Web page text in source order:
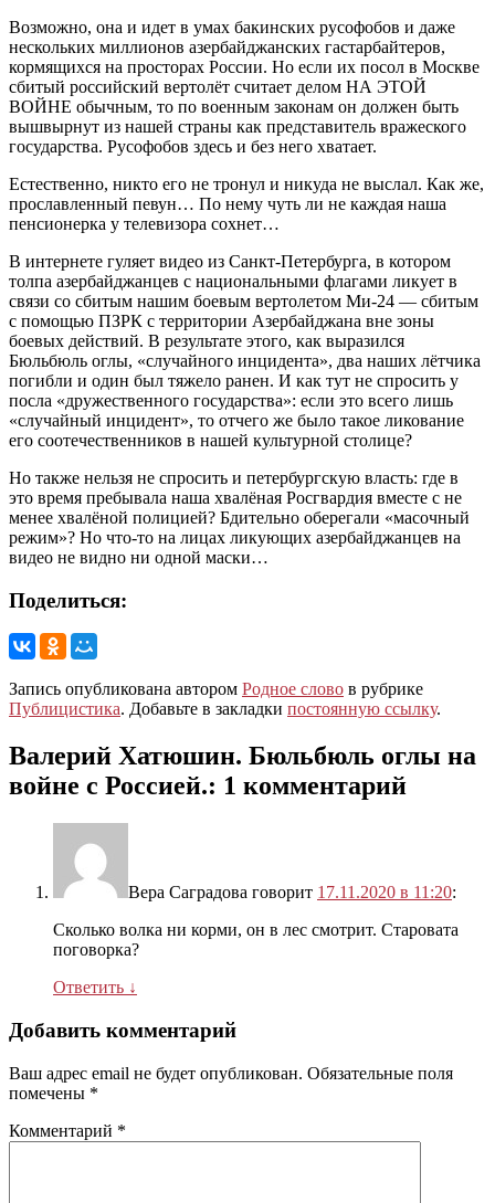
Возможно, она и идет в умах бакинских русофобов и даже
нескольких миллионов азербайджанских гастарбайтеров,
кормящихся на просторах России. Но если их посол в Москве
сбитый российский вертолёт считает делом НА ЭТОЙ
ВОЙНЕ обычным, то по военным законам он должен быть
вышвырнут из нашей страны как представитель вражеского
государства. Русофобов здесь и без него хватает.
Естественно, никто его не тронул и никуда не выслал. Как же,
прославленный певун… По нему чуть ли не каждая наша
пенсионерка у телевизора сохнет…
В интернете гуляет видео из Санкт-Петербурга, в котором
толпа азербайджанцев с национальными флагами ликует в
связи со сбитым нашим боевым вертолетом Ми-24 — сбитым
с помощью ПЗРК с территории Азербайджана вне зоны
боевых действий. В результате этого, как выразился
Бюльбюль оглы, «случайного инцидента», два наших лётчика
погибли и один был тяжело ранен. И как тут не спросить у
посла «дружественного государства»: если это всего лишь
«случайный инцидент», то отчего же было такое ликование
его соотечественников в нашей культурной столице?
Но также нельзя не спросить и петербургскую власть: где в
это время пребывала наша хвалёная Росгвардия вместе с не
менее хвалёной полицией? Бдительно оберегали «масочный
режим»? Но что-то на лицах ликующих азербайджанцев на
видео не видно ни одной маски…
Поделиться:
Запись опубликована автором Родное слово в рубрике
Публицистика. Добавьте в закладки постоянную ссылку.
Валерий Хатюшин. Бюльбюль оглы на
войне с Россией.: 1 комментарий
Вера Саградова говорит 17.11.2020 в 11:20:
Сколько волка ни корми, он в лес смотрит. Старовата
поговорка?
Ответить ↓
Добавить комментарий
Ваш адрес email не будет опубликован. Обязательные поля
помечены *
Комментарий *